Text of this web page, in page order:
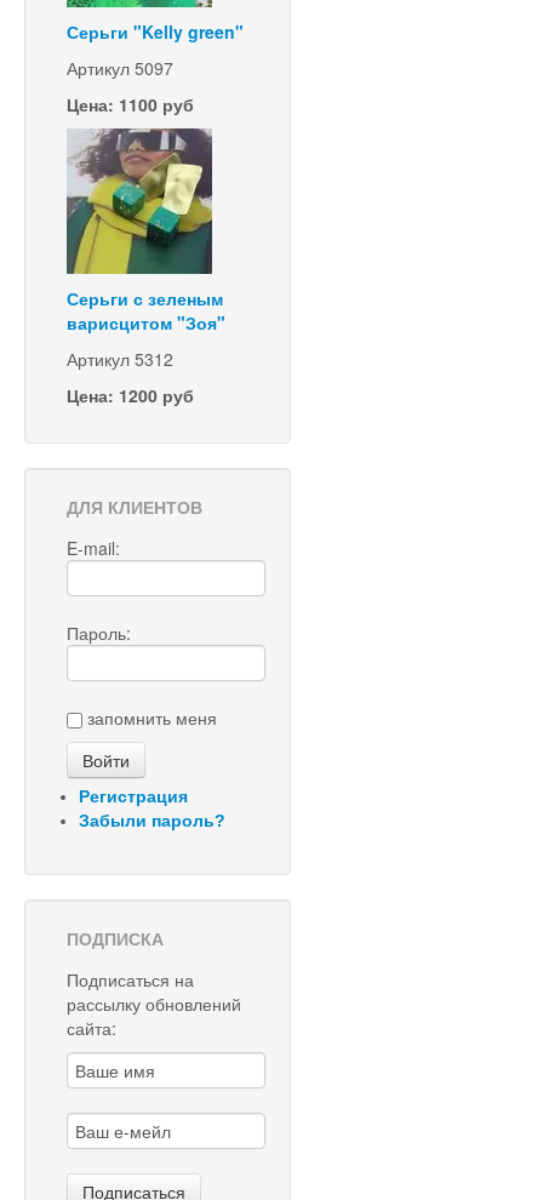
Серьги "Kelly green"
Артикул 5097
Цена: 1100 руб
Серьги с зеленым
варисцитом "Зоя"
Артикул 5312
Цена: 1200 руб
ДЛЯ КЛИЕНТОВ
E-mail:
Пароль:
запомнить меня
Регистрация
Забыли пароль?
ПОДПИСКА
Подписаться на
рассылку обновлений
сайта: